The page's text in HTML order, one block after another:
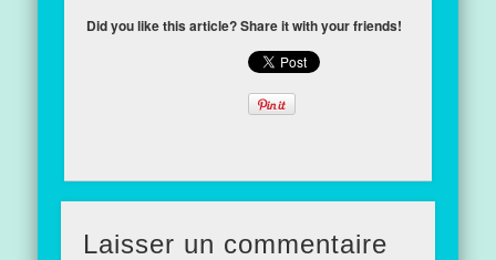
Did you like this article? Share it with your friends!
Laisser un commentaire